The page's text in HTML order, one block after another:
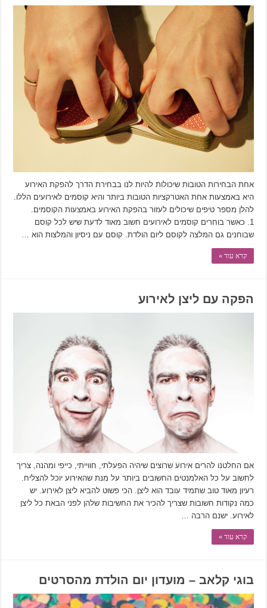
אחת הבחירות הטובות שיכולות להיות לנו בבחירת הדרך להפקת האירוע
היא באמצעות אחת האטרקציות הטובות ביותר והיא קוסמים לאירועים הללו.
להלן מספר טיפים שיכולים לעזור בהפקת האירוע באמצעות הקוסמים.
1. כאשר בוחרים קוסמים לאירועים חשוב מאוד לדעת שיש לכל קוסם
שבוחנים גם המלצה לקוסם ליום הולדת. קוסם עם ניסיון והמלצות הוא …
קרא עוד »
הפקה עם ליצן לאירוע
אם החלטנו להרים אירוע שרוצים שיהיה הפעלתי, חווייתי, כייפי ומהנה, צריך
לחשוב על כל האלמנטים החשובים ביותר על מנת שהאירוע יוכל להצליח.
רעיון מאוד טוב שתמיד עובד הוא ליצן. הכי פשוט להביא ליצן לאירוע. יש
כמה נקודות חשובות שצריך להכיר את החשיבות שלהן לפני הבאת כל ליצן
לאירוע. ישנם הרבה …
קרא עוד »
בוגי קלאב – מועדון יום הולדת מהסרטים